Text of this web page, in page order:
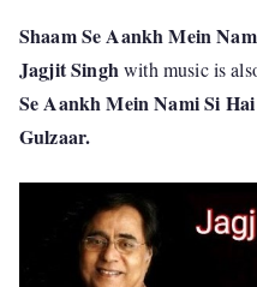
Shaam Se Aankh Mein
Jagjit Singhwith music is
Se Aankh Mein Nami Si Hai
Gulzaar.